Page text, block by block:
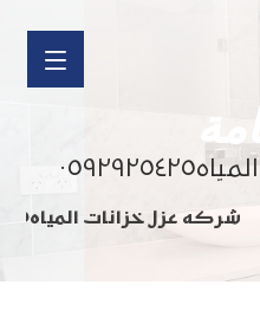
شركه عزل خزانات المياه٠٥٩٢٩٢٥٤٢٥